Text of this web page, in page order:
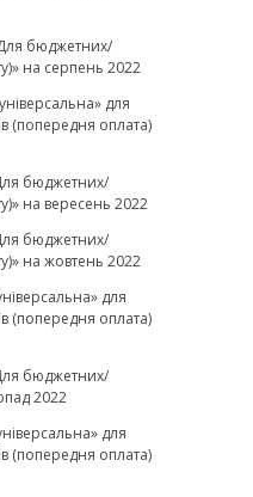
бюджетних/
на серпень 2022
для
(попередня оплата)
бюджетних/
на вересень 2022
бюджетних/
на жовтень 2022
для
(попередня оплата)
бюджетних/
2022
для
(попередня оплата)